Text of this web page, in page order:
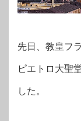
先日、教皇フ
ピエトロ大聖
した。